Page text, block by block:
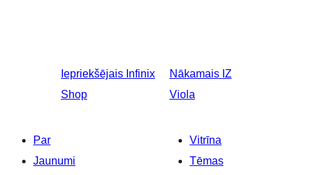
Iepriekšējais Infinix
Shop
Nākamais IZ
Viola
Par
Jaunumi
Vitrīna
Tēmas